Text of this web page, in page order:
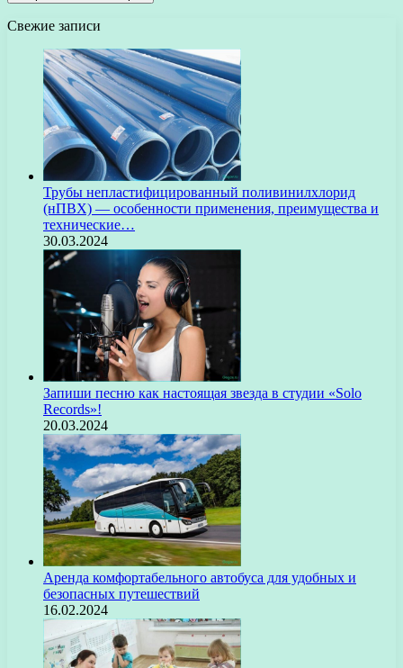
Свежие записи
Трубы непластифицированный поливинилхлорид
(нПВХ) — особенности применения, преимущества и
технические…
30.03.2024
Запиши песню как настоящая звезда в студии «Solo
Records»!
20.03.2024
Аренда комфортабельного автобуса для удобных и
безопасных путешествий
16.02.2024